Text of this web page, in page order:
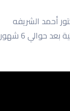
أحمد الشريفه
حوالي 6 شهور.